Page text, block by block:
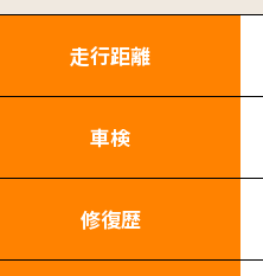
走行距離
車検
修復歴